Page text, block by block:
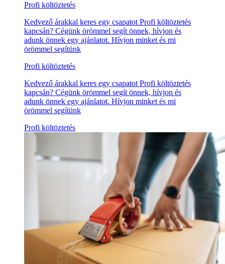
Profi költöztetés
Kedvező árakkal keres egy csapatot Profi költöztetés
kapcsán? Cégünk örömmel segít önnek, hívjon és
adunk önnek egy ajánlatot. Hívjon minket és mi
örömmel segítünk
Profi költöztetés
Kedvező árakkal keres egy csapatot Profi költöztetés
kapcsán? Cégünk örömmel segít önnek, hívjon és
adunk önnek egy ajánlatot. Hívjon minket és mi
örömmel segítünk
Profi költöztetés